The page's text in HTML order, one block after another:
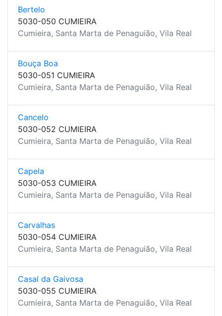
Bertelo
5030-050 CUMIEIRA
Cumieira, Santa Marta de Penaguião, Vila Real
Bouça Boa
5030-051 CUMIEIRA
Cumieira, Santa Marta de Penaguião, Vila Real
Cancelo
5030-052 CUMIEIRA
Cumieira, Santa Marta de Penaguião, Vila Real
Capela
5030-053 CUMIEIRA
Cumieira, Santa Marta de Penaguião, Vila Real
Carvalhas
5030-054 CUMIEIRA
Cumieira, Santa Marta de Penaguião, Vila Real
Casal da Gaivosa
5030-055 CUMIEIRA
Cumieira, Santa Marta de Penaguião, Vila Real